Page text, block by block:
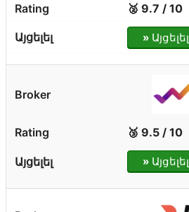
🥈 9.7 / 10
»Այցելել
🥉 9.5 / 10
»Այցելել